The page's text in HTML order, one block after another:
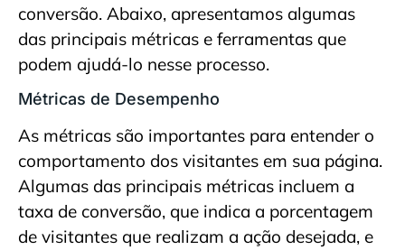
conversão. Abaixo, apresentamos algumas
das principais métricas e ferramentas que
podem ajudá-lo nesse processo.
Métricas de Desempenho
As métricas são importantes para entender o
comportamento dos visitantes em sua página.
Algumas das principais métricas incluem a
taxa de conversão, que indica a porcentagem
de visitantes que realizam a ação desejada, e